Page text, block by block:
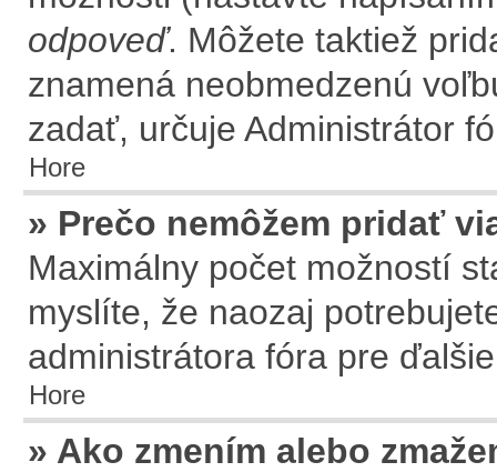
odpoveď. Môžete taktiež
znamená neobmedzenú
zadať, určuje Administrátor
Hore
» Prečo nemôžem pridať
Maximálny počet možností
myslíte, že naozaj
administrátora fóra pre
Hore
» Ako zmením alebo